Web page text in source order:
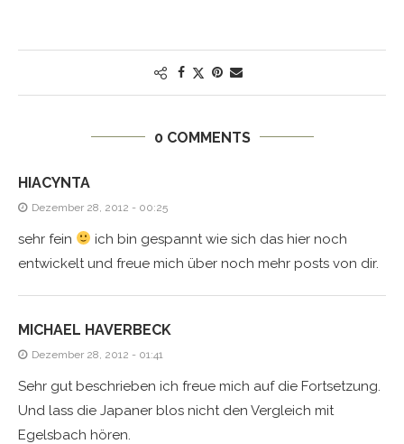
0 COMMENTS
HIACYNTA
Dezember 28, 2012 - 00:25
sehr fein
ich bin gespannt wie sich das hier noch
entwickelt und freue mich über noch mehr posts von dir.
MICHAEL HAVERBECK
Dezember 28, 2012 - 01:41
Sehr gut beschrieben ich freue mich auf die Fortsetzung.
Und lass die Japaner blos nicht den Vergleich mit
Egelsbach hören.